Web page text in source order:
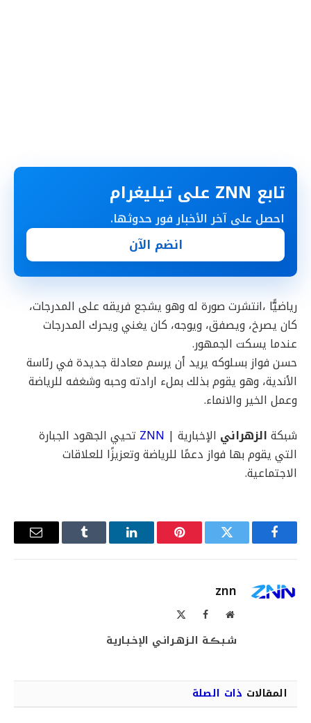
تابع ZNN على تيليغرام
احصل على آخر الأخبار فور حدوثها.
انضم الآن
رياضيًّا ،انتشرت صورة له وهو يشجع فريقه على المدرجات،
كان يصرخ، ويصفق، ويوجه، كان يغني ويحرك المدرجات
عندما يسكت الجمهور.
حسن فواز بسلوكه يريد أن يرسم معادلة جديدة في رئاسة
الأندية، وهو يقوم بذلك بملء ارادته وحبه وشغفه للرياضة
وعمل الخير والانماء.
شبكة الزهراني الإخبارية | ZNN تحيي الجهود الجبارة
التي يقوم بها فواز دعمًا للرياضة وتعزيزًا للعلاقات
الاجتماعية.
فيسبوك تويتر بينتيريستلينكدإن Tumblr
البريد
znn
موقع فيسبوك
شـبـڪـة الـزهـرانـي الإخـبـاريـة
المقالات ذات الصلة